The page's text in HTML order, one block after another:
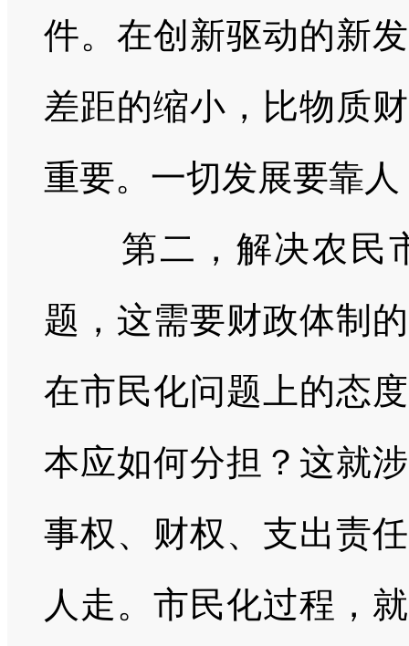
件。在创新驱动的新
差距的缩小，比物质
重要。一切发展要靠
第二，解决农民市
题，这需要财政体制
在市民化问题上的态
本应如何分担？这就
事权、财权、支出责
人走。市民化过程，